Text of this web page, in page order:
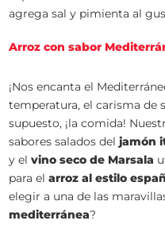
agrega sal y pimienta al
Arroz con sabor
¡Nos encanta el
temperatura, el carisma de
supuesto, ¡la comida!
sabores salados deljamón
y elvino seco de Marsala
para elarroz al estilo
elegir a una de las
mediterránea?